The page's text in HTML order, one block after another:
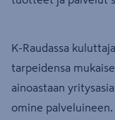
K-Raudassa
tarpeidensa
ainoastaan
omine